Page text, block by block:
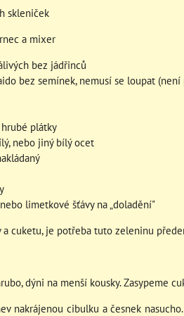
skleniček
a mixer
bez jádřinců
bez semínek, nemusí se loupat
plátky
nebo jiný bílý ocet
limetkové šťávy na „doladění"
a cuketu, je potřeba tuto zeleninu
dýni na menší kousky. Zasypeme
nakrájenou cibulku a česnek